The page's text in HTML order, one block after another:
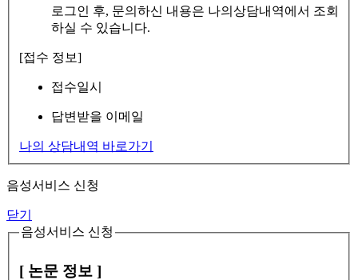
로그인 후, 문의하신 내용은 나의상담내역에서 조회
하실 수 있습니다.
[접수 정보]
접수일시
답변받을 이메일
나의 상담내역 바로가기
음성서비스 신청
닫기
음성서비스 신청
[ 논문 정보 ]